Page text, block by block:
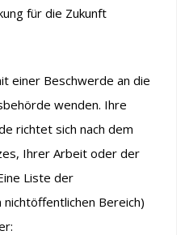
für die Zukunft
einer Beschwerde an die
wenden. Ihre
richtet sich nach dem
Ihrer Arbeit oder der
Liste der
Bereich)